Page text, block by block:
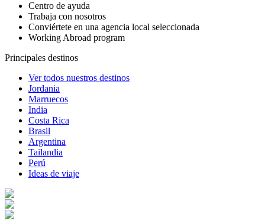
Centro de ayuda
Trabaja con nosotros
Conviértete en una agencia local seleccionada
Working Abroad program
Principales destinos
Ver todos nuestros destinos
Jordania
Marruecos
India
Costa Rica
Brasil
Argentina
Tailandia
Perú
Ideas de viaje